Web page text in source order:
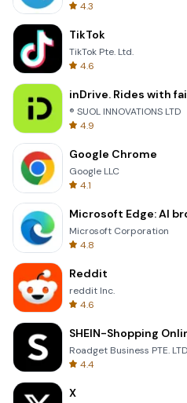
4.3
TikTok
TikTok Pte. Ltd.
4.6
inDrive. Rides with
® SUOL INNOVATIONS LTD
4.9
Google Chrome
Google LLC
4.1
Microsoft Edge: AI
Microsoft Corporation
4.8
Reddit
reddit Inc.
4.6
SHEIN-Shopping
Roadget Business PTE.
4.4
X